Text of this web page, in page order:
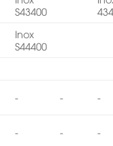
S43400
Inox
S44400
- - -
- - -